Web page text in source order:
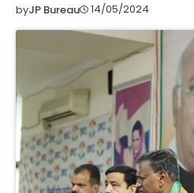
byJP Bureau 14/05/2024